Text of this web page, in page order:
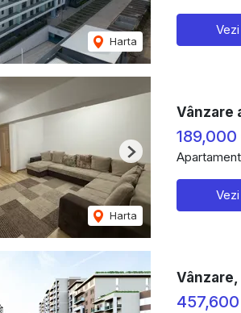
Harta
Harta
Next
Vânzare
189,000